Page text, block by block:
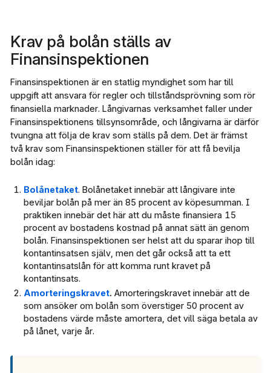
Krav på bolån ställs av
Finansinspektionen
Finansinspektionen är en statlig myndighet som har till
uppgift att ansvara för regler och tillståndsprövning som rör
finansiella marknader. Långivarnas verksamhet faller under
Finansinspektionens tillsynsområde, och långivarna är därför
tvungna att följa de krav som ställs på dem. Det är främst
två krav som Finansinspektionen ställer för att få bevilja
bolån idag:
Bolånetaket. Bolånetaket innebär att långivare inte
beviljar bolån på mer än 85 procent av köpesumman. I
praktiken innebär det här att du måste finansiera 15
procent av bostadens kostnad på annat sätt än genom
bolån. Finansinspektionen ser helst att du sparar ihop till
kontantinsatsen själv, men det går också att ta ett
kontantinsatslån för att komma runt kravet på
kontantinsats.
Amorteringskravet. Amorteringskravet innebär att de
som ansöker om bolån som överstiger 50 procent av
bostadens värde måste amortera, det vill säga betala av
på lånet, varje år.